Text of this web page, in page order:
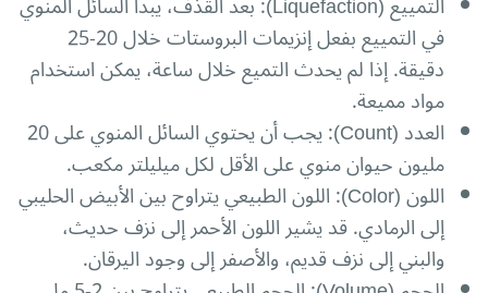
في التمييع بفعل إنزيمات البروستات خلال 20-25
دقيقة. إذا لم يحدث التميع خلال ساعة، يمكن استخدام
مواد مميعة.
العدد (Count): يجب أن يحتوي السائل المنوي على 20
مليون حيوان منوي على الأقل لكل ميليلتر مكعب.
اللون (Color): اللون الطبيعي يتراوح بين الأبيض الحليبي
إلى الرمادي. قد يشير اللون الأحمر إلى نزف حديث،
والبني إلى نزف قديم، والأصفر إلى وجود اليرقان.